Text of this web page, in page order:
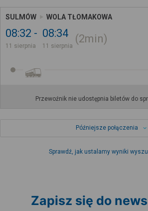
SULMÓW WOLA TŁOMAKOWA
08:32
11 sierpnia
08:34
11 sierpnia
2min
Przewoźnik nie udostępnia biletów do
Późniejsze połączenia
Sprawdź, jak ustalamy wyniki
Zapisz się do